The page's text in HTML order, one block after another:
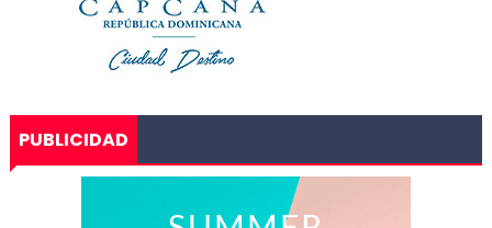
PUBLICIDAD